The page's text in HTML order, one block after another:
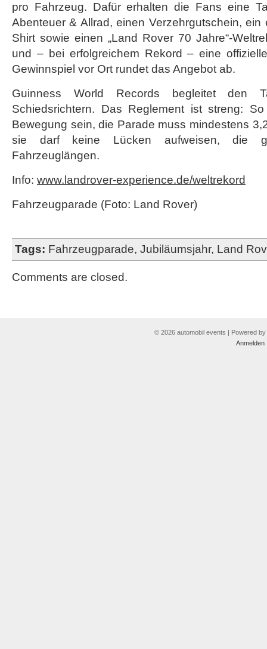
pro Fahrzeug. Dafür erhalten die Fans eine
Abenteuer & Allrad, einen Verzehrgutschein, ein
Shirt sowie einen „Land Rover 70 Jahre“-
und – bei erfolgreichem Rekord – eine
Gewinnspiel vor Ort rundet das Angebot ab.
Guinness World Records begleitet den
Schiedsrichtern. Das Reglement ist streng:
Bewegung sein, die Parade muss mindestens
sie darf keine Lücken aufweisen, die
Fahrzeuglängen.
Info: www.landrover-experience.de/weltrekord
Fahrzeugparade (Foto: Land Rover)
Tags: Fahrzeugparade, Jubiläumsjahr, Land
Comments are closed.
© 2026 automobil events | Powered by
Anmelden|